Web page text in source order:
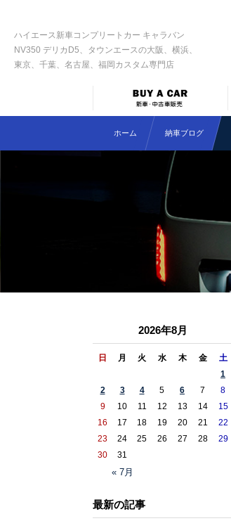
ハイエース新車コンプリートカー キャラバン
NV350 デリカD5、タウンエースの大阪、横浜、
東京、千葉、名古屋、福岡カスタム専門店
ホーム 納車ブログ
2026年8月
日 月 火 水 木 金 土
« 7月
1
2
3 4 5 6 7
8
9
10 11 12 13 14
15
16
17 18 19 20 21
22
23
24 25 26 27 28
29
30
31
最新の記事